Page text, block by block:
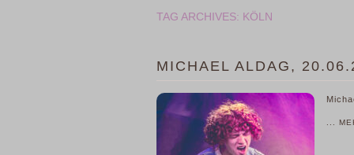
TAG ARCHIVES: KÖLN
MICHAEL ALDAG,
...